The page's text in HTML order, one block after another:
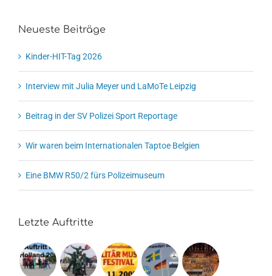
Neueste Beiträge
Kinder-HIT-Tag 2026
Interview mit Julia Meyer und LaMoTe Leipzig
Beitrag in der SV Polizei Sport Reportage
Wir waren beim Internationalen Taptoe Belgien
Eine BMW R50/2 fürs Polizeimuseum
Letzte Auftritte